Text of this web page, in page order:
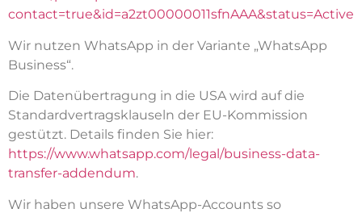
contact=true&id=a2zt00000011sfnAAA&status=Active
Wir nutzen WhatsApp in der Variante „WhatsApp
Business“.
Die Datenübertragung in die USA wird auf die
Standardvertragsklauseln der EU-Kommission
gestützt. Details finden Sie hier:
https://www.whatsapp.com/legal/business-data-
transfer-addendum.
Wir haben unsere WhatsApp-Accounts so